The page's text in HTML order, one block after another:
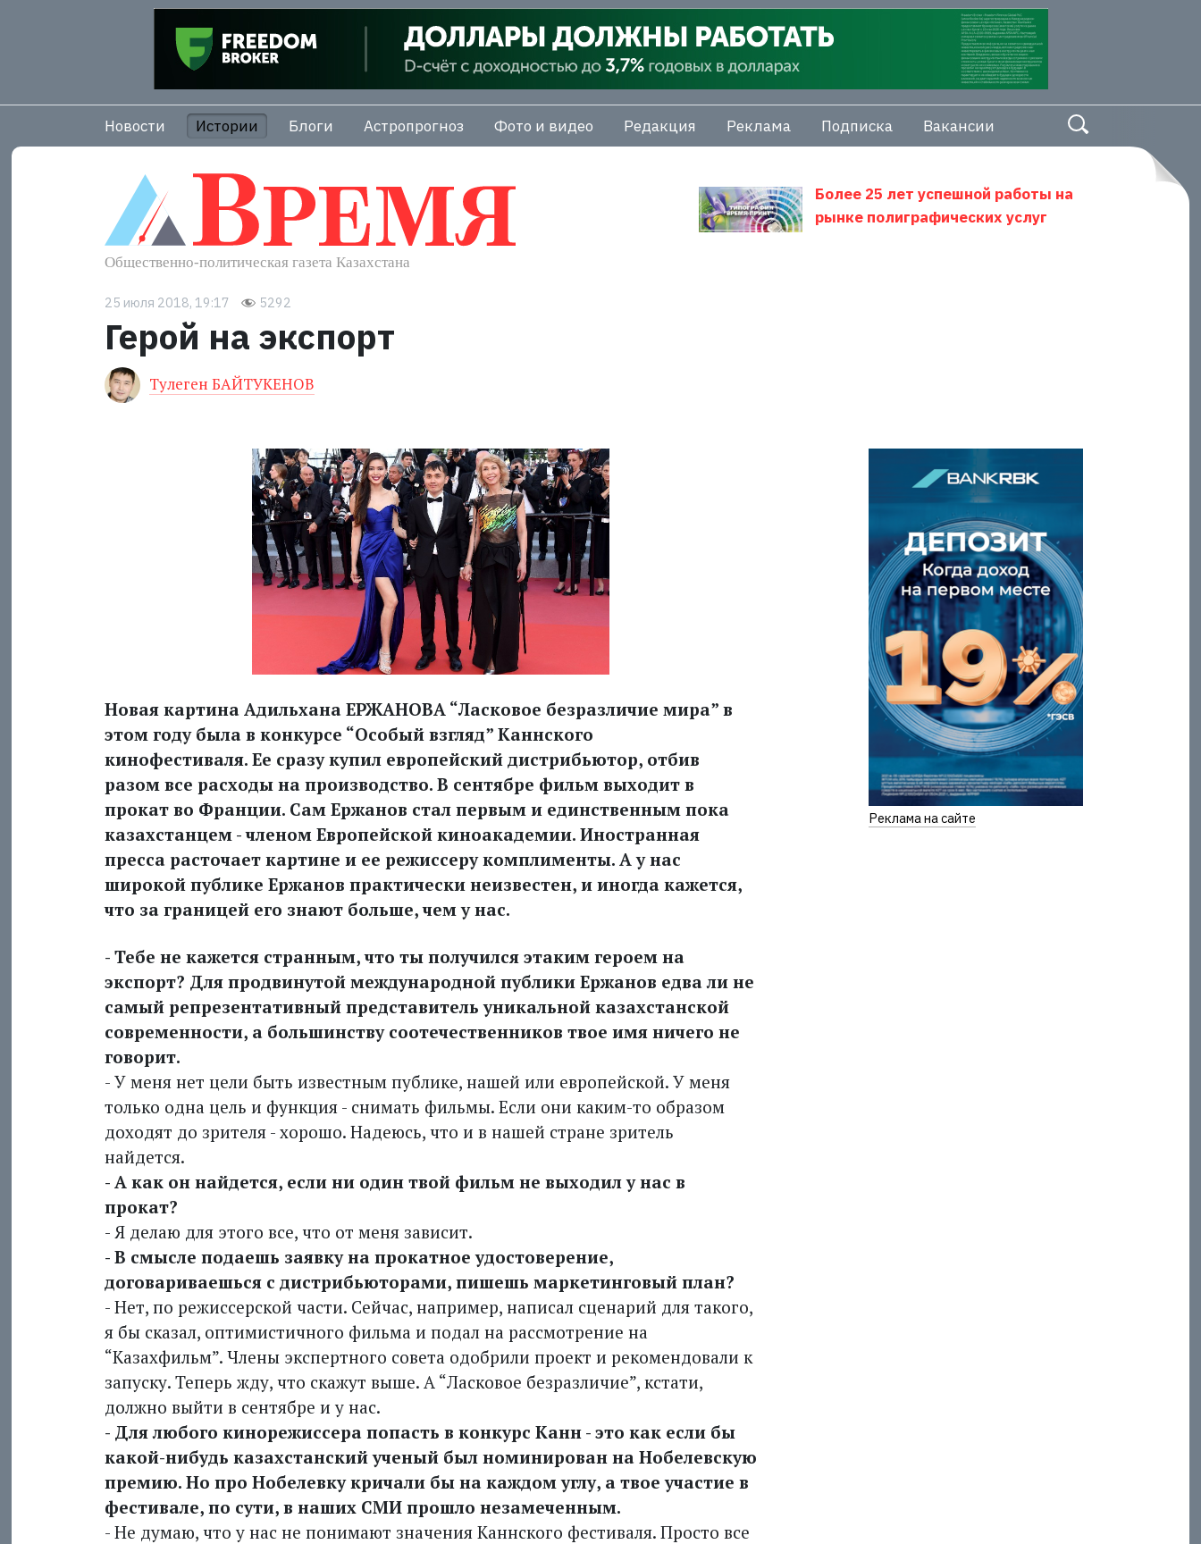
Новости Истории Блоги Астропрогноз Фото и видео Редакция Реклама Подписка Вакансии
Более 25 лет успешной работы на
рынке полиграфических услуг
25 июля 2018, 19:17 5292
Герой на экспорт
Тулеген БАЙТУКЕНОВ
Новая картина Адильхана ЕРЖАНОВА “Ласковое безразличие мира” в
этом году была в конкурсе “Особый взгляд” Каннского
кинофестиваля. Ее сразу купил европейский дистрибьютор, отбив
разом все расходы на производство. В сентябре фильм выходит в
прокат во Франции. Сам Ержанов стал первым и единственным пока
казахстанцем - членом Европейской киноакадемии. Иностранная
пресса расточает картине и ее режиссеру комплименты. А у нас
широкой публике Ержанов практически неизвестен, и иногда кажется,
что за границей его знают больше, чем у нас.
- Тебе не кажется странным, что ты получился этаким героем на
экспорт? Для продвинутой международной публики Ержанов едва ли не
самый репрезентативный представитель уникальной казахстанской
современности, а большинству соотечественников твое имя ничего не
говорит.
- У меня нет цели быть известным публике, нашей или европейской. У меня
только одна цель и функция - снимать фильмы. Если они каким-то образом
доходят до зрителя - хорошо. Надеюсь, что и в нашей стране зритель
найдется.
- А как он найдется, если ни один твой фильм не выходил у нас в
прокат?
- Я делаю для этого все, что от меня зависит.
- В смысле подаешь заявку на прокатное удостоверение,
договариваешься с дистрибьюторами, пишешь маркетинговый план?
- Нет, по режиссерской части. Сейчас, например, написал сценарий для такого,
я бы сказал, оптимистичного фильма и подал на рассмотрение на
“Казахфильм”. Члены экспертного совета одобрили проект и рекомендовали к
запуску. Теперь жду, что скажут выше. А “Ласковое безразличие”, кстати,
должно выйти в сентябре и у нас.
- Для любого кинорежиссера попасть в конкурс Канн - это как если бы
какой-нибудь казах­станский ученый был номинирован на Нобелевскую
премию. Но про Нобелевку кричали бы на каждом углу, а твое участие в
фестивале, по сути, в наших СМИ прошло незамеченным.
- Не думаю, что у нас не понимают значения Каннского фестиваля. Просто все
Реклама на сайте